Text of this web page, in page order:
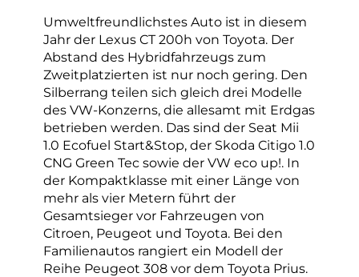
Umweltfreundlichstes Auto ist in diesem
Jahr der Lexus CT 200h von Toyota. Der
Abstand des Hybridfahrzeugs zum
Zweitplatzierten ist nur noch gering. Den
Silberrang teilen sich gleich drei Modelle
des VW-Konzerns, die allesamt mit Erdgas
betrieben werden. Das sind der Seat Mii
1.0 Ecofuel Start&Stop, der Skoda Citigo 1.0
CNG Green Tec sowie der VW eco up!. In
der Kompaktklasse mit einer Länge von
mehr als vier Metern führt der
Gesamtsieger vor Fahrzeugen von
Citroen, Peugeot und Toyota. Bei den
Familienautos rangiert ein Modell der
Reihe Peugeot 308 vor dem Toyota Prius.